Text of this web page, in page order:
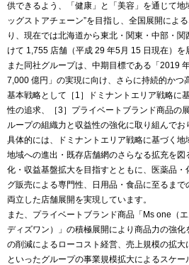
供できるよう、「健康」と「美容」を通じて地
ッグストアチェーン”を目指し、全国展開によ
り、現在では北海道から東北・関東・中部・
けて 1,755 店舗（平成 29 年5月 15 日現在）を
また同社グループは、中期目標である「2019
7,000 億円」の実現に向け、さらに持続的かつ
基本戦略として［1］ドミナントエリア戦略に
性の追求、［3］プライベートブランド商品の
ループの組織力と収益性の強化に取り組んでお
具体的には、ドミナントエリア戦略に基づく
地域への進出・既存店舗網のさらなる拡充を
化・収益基盤拡大を目指すとともに、医薬品
グ販売による専門性、日用品・食品に至るま
両立した店舗展開を実現しています。
また、プライベートブランド商品「Ms one（
ディズワン）」の積極展開により商品力の強
の削減によるローコスト経営、売上規模の拡
といったグループの事業規模拡大によるスケ